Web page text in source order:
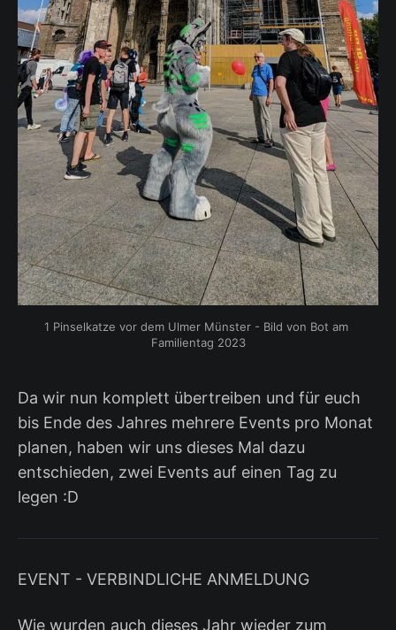
1 Pinselkatze vor dem Ulmer Münster - Bild von Bot am
Familientag 2023
Da wir nun komplett übertreiben und für euch
bis Ende des Jahres mehrere Events pro Monat
planen, haben wir uns dieses Mal dazu
entschieden, zwei Events auf einen Tag zu
legen :D
EVENT - VERBINDLICHE ANMELDUNG
Wie wurden auch dieses Jahr wieder zum